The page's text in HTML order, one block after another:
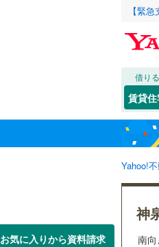
【緊
借りる
賃貸
Yahoo!
お気に入りから資料請求
神
南